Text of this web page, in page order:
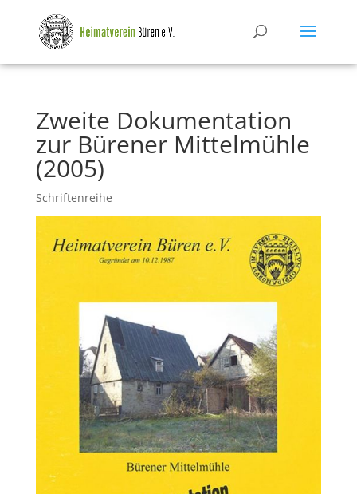
Zweite Dokumentation
zur Bürener Mittelmühle
(2005)
Schriftenreihe